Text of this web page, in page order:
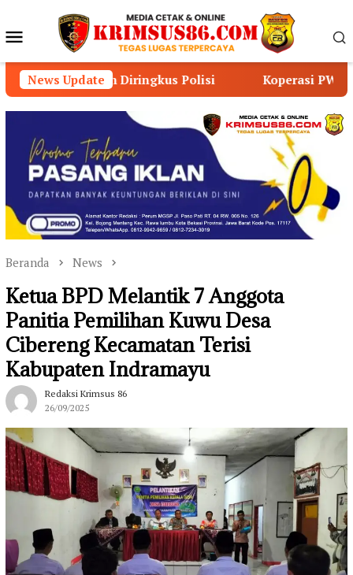
konten Menu
Mobile
News Update
Diringkus Polisi Koperasi PWDPI dan APJI Gelar
Beranda News
Ketua BPD Melantik 7 Anggota
Panitia Pemilihan Kuwu Desa
Cibereng Kecamatan Terisi
Kabupaten Indramayu
Redaksi Krimsus 86
26/09/2025